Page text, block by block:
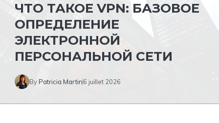
ЧТО ТАКОЕ VPN: БАЗОВОЕ
ОПРЕДЕЛЕНИЕ
ЭЛЕКТРОННОЙ
ПЕРСОНАЛЬНОЙ СЕТИ
ByPatricia Martin6 juillet 2026